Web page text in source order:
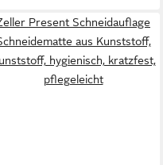
Present Schneidauflage
aus Kunststoff,
hygienisch, kratzfest,
pflegeleicht